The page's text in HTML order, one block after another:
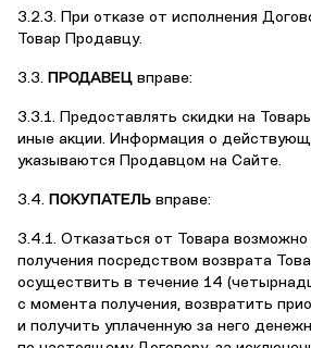
3.2.3. При отказе от исполнения
Товар Продавцу.
3.3. ПРОДАВЕЦ вправе:
3.3.1. Предоставлять скидки на
иные акции. Информация о
указываются Продавцом на Сайте.
3.4. ПОКУПАТЕЛЬ вправе:
3.4.1. Отказаться от Товара возможно
получения посредством возврата
осуществить в течение 14
с момента получения, возвратить
и получить уплаченную за него